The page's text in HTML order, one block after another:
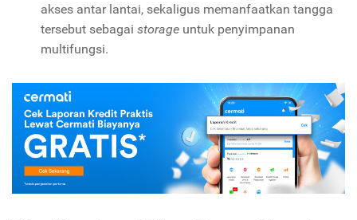
akses antar lantai, sekaligus memanfaatkan tangga
tersebut sebagai storage untuk penyimpanan
multifungsi.